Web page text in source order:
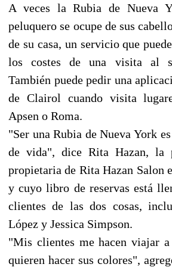
A veces la Rubia de Nueva
peluquero se ocupe de sus
de su casa, un servicio que
los costes de una visita al
También puede pedir una
de Clairol cuando visita
Apsen o Roma.
"Ser una Rubia de Nueva York
de vida", dice Rita Hazan, la
propietaria de Rita Hazan Salon
y cuyo libro de reservas está
clientes de las dos cosas,
López y Jessica Simpson.
"Mis clientes me hacen viajar a
quieren hacer sus colores",